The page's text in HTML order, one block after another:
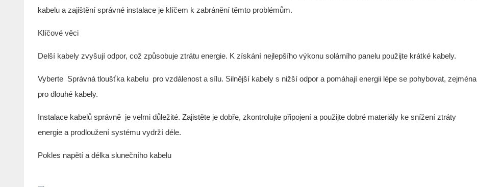
kabelu a zajištění správné instalace je klíčem k zabránění těmto problémům.
Klíčové věci
Delší kabely zvyšují odpor, což způsobuje ztrátu energie. K získání nejlepšího výkonu solárního panelu použijte krátké kabely.
Vyberte Správná tloušťka kabelu pro vzdálenost a sílu. Silnější kabely s nižší odpor a pomáhají energii lépe se pohybovat, zejména
pro dlouhé kabely.
Instalace kabelů správně je velmi důležité. Zajistěte je dobře, zkontrolujte připojení a použijte dobré materiály ke snížení ztráty
energie a prodloužení systému vydrží déle.
Pokles napětí a délka slunečního kabelu